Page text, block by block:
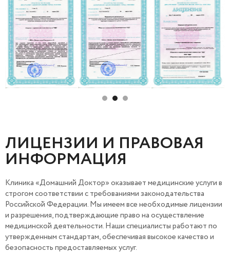
ЛИЦЕНЗИИ И ПРАВОВАЯ
ИНФОРМАЦИЯ
Клиника «Домашний Доктор» оказывает медицинские услуги в
строгом соответствии с требованиями законодательства
Российской Федерации. Мы имеем все необходимые лицензии
и разрешения, подтверждающие право на осуществление
медицинской деятельности. Наши специалисты работают по
утвержденным стандартам, обеспечивая высокое качество и
безопасность предоставляемых услуг.